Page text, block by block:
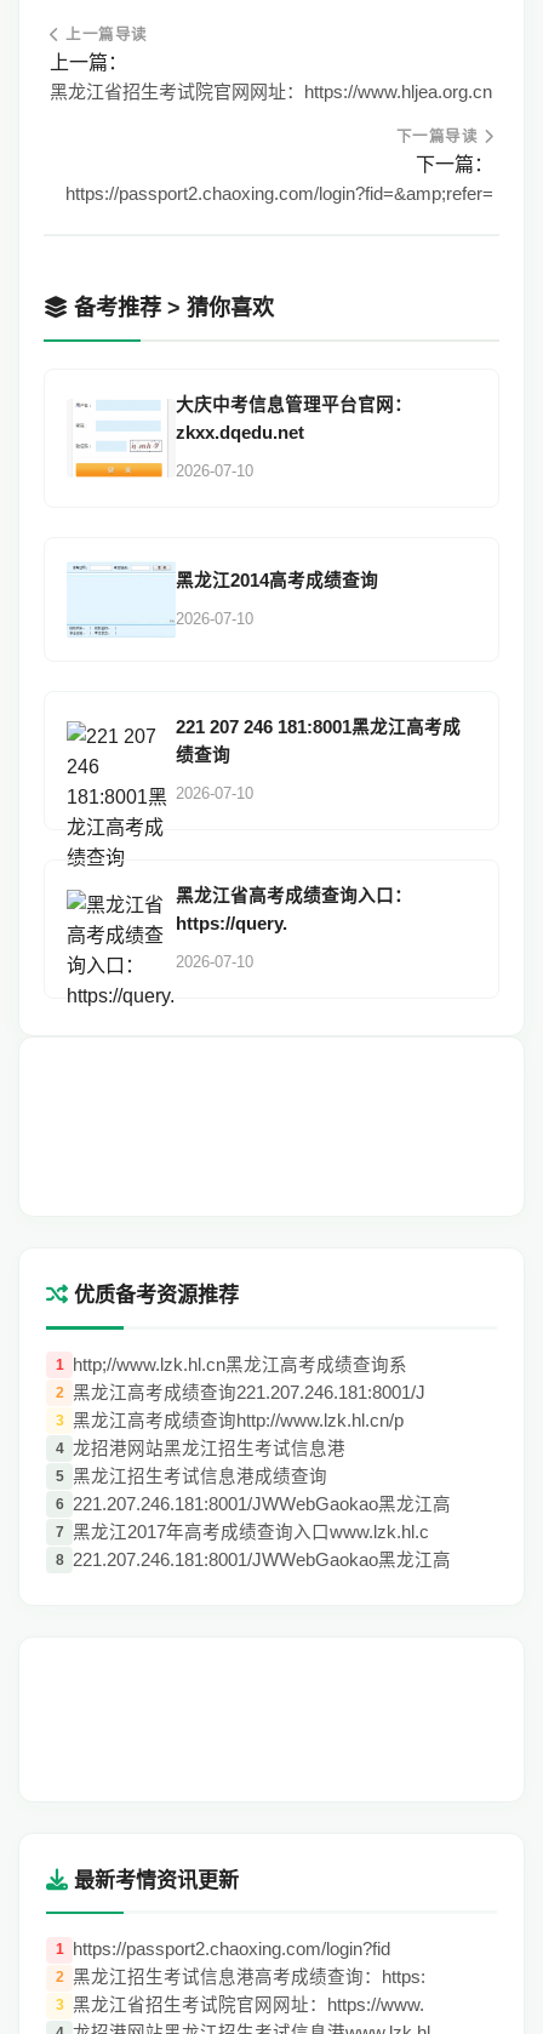
上一篇导读
上一篇：
黑龙江省招生考试院官网网址：https://www.hljea.org.cn
下一篇导读
下一篇：
https://passport2.chaoxing.com/login?fid=&amp;refer=
备考推荐 > 猜你喜欢
大庆中考信息管理平台官网：
zkxx.dqedu.net
2026-07-10
黑龙江2014高考成绩查询
2026-07-10
221 207 246 181:8001黑龙江高考成
绩查询
2026-07-10
黑龙江省高考成绩查询入口：
https://query.
2026-07-10
优质备考资源推荐
1 http;//www.lzk.hl.cn黑龙江高考成绩查询系
2 黑龙江高考成绩查询221.207.246.181:8001/J
3 黑龙江高考成绩查询http://www.lzk.hl.cn/p
4 龙招港网站黑龙江招生考试信息港
5 黑龙江招生考试信息港成绩查询
6 221.207.246.181:8001/JWWebGaokao黑龙江高
7 黑龙江2017年高考成绩查询入口www.lzk.hl.c
8 221.207.246.181:8001/JWWebGaokao黑龙江高
最新考情资讯更新
1 https://passport2.chaoxing.com/login?fid
2 黑龙江招生考试信息港高考成绩查询：https:
3 黑龙江省招生考试院官网网址：https://www.